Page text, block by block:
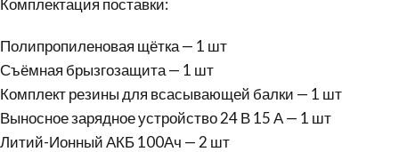
Полипропиленовая щётка — 1 шт
Съёмная брызгозащита — 1 шт
Комплект резины для всасывающей балки — 1 шт
Выносное зарядное устройство 24 В 15 А — 1 шт
Литий-Ионный АКБ 100Ач — 2 шт